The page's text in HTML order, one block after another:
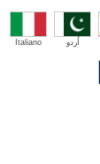
اُردو Italiano